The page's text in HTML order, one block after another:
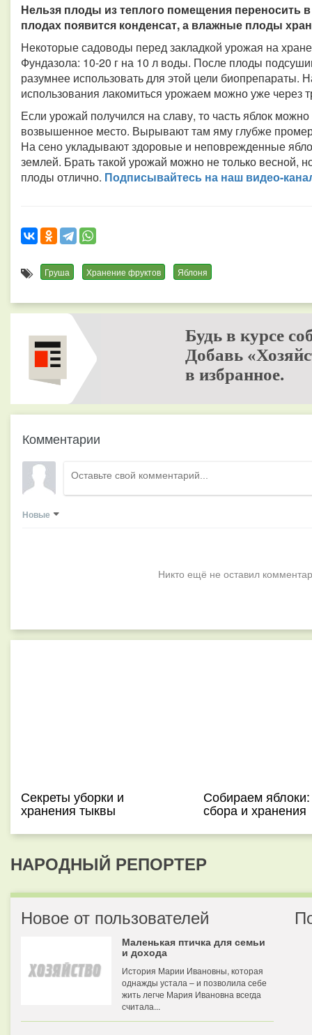
Нельзя плоды из теплого помещения переносить
плодах появится конденсат, а влажные плоды
Некоторые садоводы перед закладкой урожая на
Фундазола: 10-20 г на 10 л воды. После плоды
разумнее использовать для этой цели биопрепараты.
использования лакомиться урожаем можно уже через
Если урожай получился на славу, то часть яблок
возвышенное место. Вырывают там яму глубже
На сено укладывают здоровые и неповрежденные
землей. Брать такой урожай можно не только весной,
плоды отлично. Подписывайтесь на наш видео-
Груша Хранение фруктов Яблоня
Будь в курсе
Добавь
в избранное.
Комментарии
Новые
Никто ещё не оставил
Секреты уборки и
хранения тыквы
Собираем
сбора и хранения
НАРОДНЫЙ РЕПОРТЕР
Новое от пользователей
Маленькая птичка для семьи
и дохода
История Марии Ивановны, которая
однажды устала – и позволила себе
жить легче Мария Ивановна всегда
считала...